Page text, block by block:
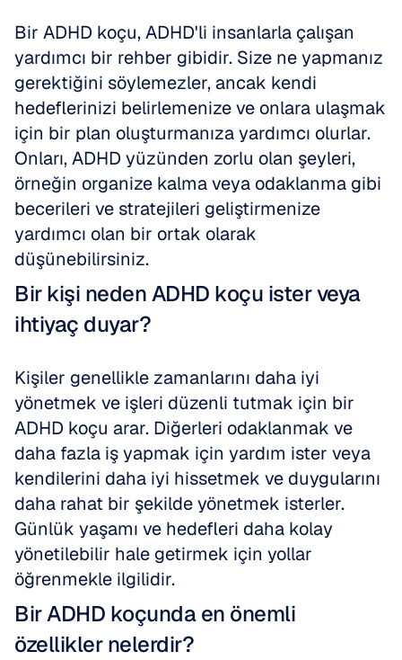
Bir ADHD koçu, ADHD'li insanlarla çalışan
yardımcı bir rehber gibidir. Size ne yapmanız
gerektiğini söylemezler, ancak kendi
hedeflerinizi belirlemenize ve onlara ulaşmak
için bir plan oluşturmanıza yardımcı olurlar.
Onları, ADHD yüzünden zorlu olan şeyleri,
örneğin organize kalma veya odaklanma gibi
becerileri ve stratejileri geliştirmenize
yardımcı olan bir ortak olarak
düşünebilirsiniz.
Bir kişi neden ADHD koçu ister veya
ihtiyaç duyar?
Kişiler genellikle zamanlarını daha iyi
yönetmek ve işleri düzenli tutmak için bir
ADHD koçu arar. Diğerleri odaklanmak ve
daha fazla iş yapmak için yardım ister veya
kendilerini daha iyi hissetmek ve duygularını
daha rahat bir şekilde yönetmek isterler.
Günlük yaşamı ve hedefleri daha kolay
yönetilebilir hale getirmek için yollar
öğrenmekle ilgilidir.
Bir ADHD koçunda en önemli
özellikler nelerdir?